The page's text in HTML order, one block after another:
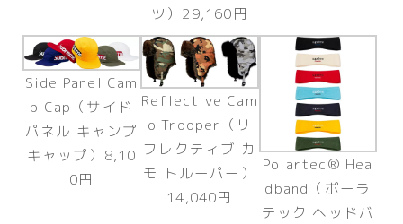
ツ）29,160円
Side Panel Cam
p Cap（サイド
パネル キャンプ
キャップ）8,10
0円
Reflective Cam
o Trooper（リ
フレクティブ カ
モ トルーパー）
14,040円
Polartec® Hea
dband（ポーラ
テック ヘッドバ